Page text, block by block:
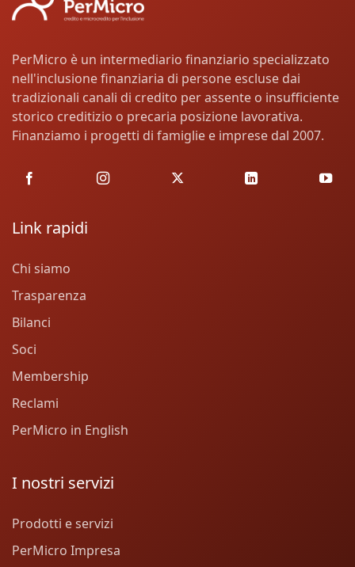
PerMicro è un intermediario finanziario specializzato
nell'inclusione finanziaria di persone escluse dai
tradizionali canali di credito per assente o insufficiente
storico creditizio o precaria posizione lavorativa.
Finanziamo i progetti di famiglie e imprese dal 2007.
Link rapidi
Chi siamo
Trasparenza
Bilanci
Soci
Membership
Reclami
PerMicro in English
I nostri servizi
Prodotti e servizi
PerMicro Impresa